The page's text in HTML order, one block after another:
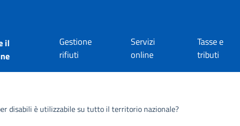
il
Gestione
rifiuti
Servizi
online
Tasse e
tributi
disabili è utilizzabile su tutto il territorio nazionale?